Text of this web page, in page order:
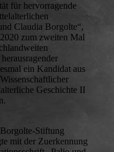
für hervorragende
Claudia Borgolte“,
zum zweiten Mal
ein Kandidat aus
Geschichte II
Stiftung
mit der Zuerkennung